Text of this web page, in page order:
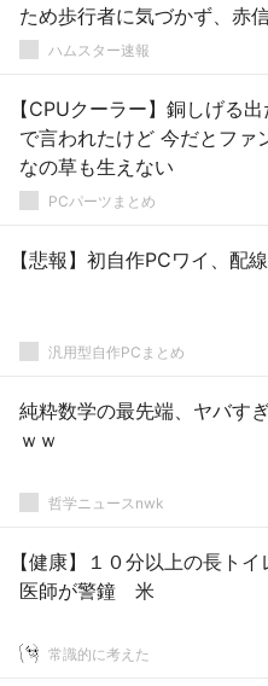
ため歩行者に気づかず、赤
ました、ぶつかって気づき
ハムスター速報
【CPUクーラー】銅しげる
で言われたけど 今だとファ
なの草も生えない
PCパーツまとめ
【悲報】初自作PCワイ、配
汎用型自作PCまとめ
純粋数学の最先端、ヤバす
ｗｗ
哲学ニュースnwk
【健康】１０分以上の長ト
医師が警鐘 米
常識的に考えた